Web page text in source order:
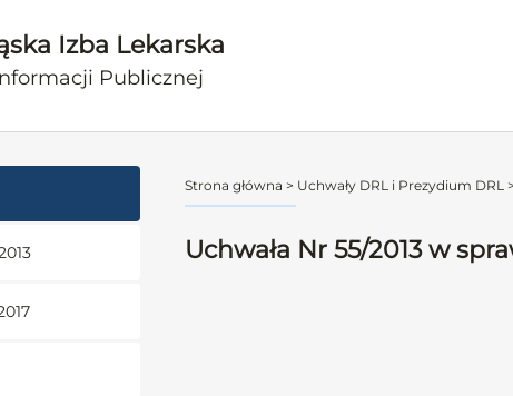
Izba Lekarska
Publicznej
Strona główna > Uchwały DRL i Prezydium DRL >
Uchwała Nr 55/2013 w